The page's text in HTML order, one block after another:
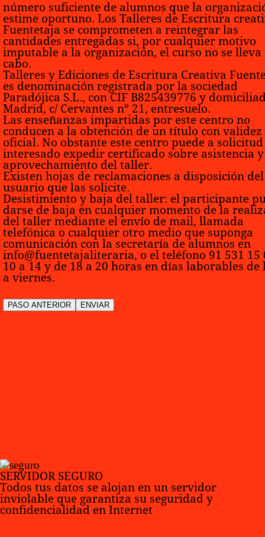
número suficiente de alumnos que la
estime oportuno. Los Talleres de Escritura
Fuentetaja se comprometen a reintegrar las
cantidades entregadas si, por cualquier motivo
imputable a la organización, el curso no se lleva
cabo.
Talleres y Ediciones de Escritura Creativa
es denominación registrada por la sociedad
Paradójica S.L., con CIF B825439776 y
Madrid, c/ Cervantes nº 21, entresuelo.
Las enseñanzas impartidas por este centro no
conducen a la obtención de un título con validez
oficial. No obstante este centro puede a
interesado expedir certificado sobre asistencia y
aprovechamiento del taller.
Existen hojas de reclamaciones a disposición del
usuario que las solicite.
Desistimiento y baja del taller: el participante
darse de baja en cualquier momento de la
del taller mediante el envío de mail, llamada
telefónica o cualquier otro medio que suponga
comunicación con la secretaría de alumnos en
info@fuentetajaliteraria, o el teléfono 91 531 15
10 a 14 y de 18 a 20 horas en días laborables de
a viernes.
SERVIDOR SEGURO
Todos tus datos se alojan en un servidor
inviolable que garantiza su seguridad y
confidencialidad en Internet